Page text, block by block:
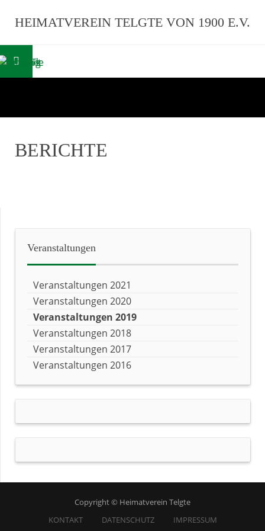
HEIMATVEREIN TELGTE VON 1900 E.V.
BERICHTE
Veranstaltungen
Veranstaltungen 2021
Veranstaltungen 2020
Veranstaltungen 2019
Veranstaltungen 2018
Veranstaltungen 2017
Veranstaltungen 2016
Copyright © Heimatverein Telgte
KONTAKT
DATENSCHUTZ IMPRESSUM